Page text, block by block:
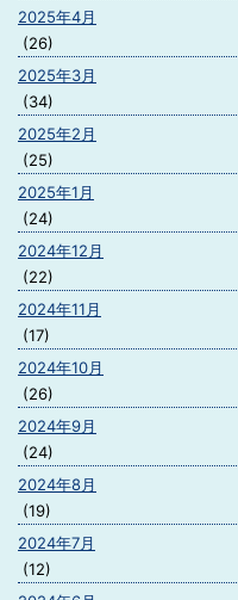
2025年4月
(26)
2025年3月
(34)
2025年2月
(25)
2025年1月
(24)
2024年12月
(22)
2024年11月
(17)
2024年10月
(26)
2024年9月
(24)
2024年8月
(19)
2024年7月
(12)